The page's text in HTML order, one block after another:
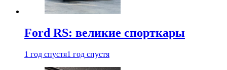
Ford RS: великие спорткары
1 год спустя1 год спустя